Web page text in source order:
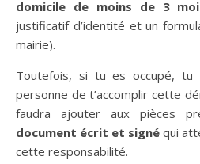
domicile de moins de 3
justificatif d’identité et un
mairie).
Toutefois, si tu es occupé, tu
personne de t’accomplir cette
faudra ajouter aux pièces
document écrit et signé qui
cette responsabilité.